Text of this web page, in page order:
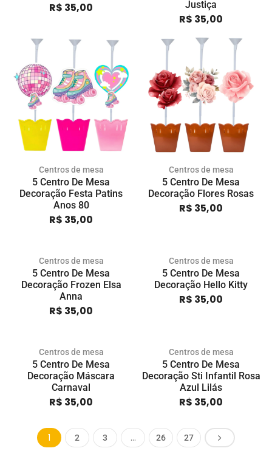
R$ 35,00
Justiça
R$ 35,00
Centros de mesa
5 Centro De Mesa
Decoração Festa Patins
Anos 80
R$ 35,00
Centros de mesa
5 Centro De Mesa
Decoração Flores Rosas
R$ 35,00
Centros de mesa
5 Centro De Mesa
Decoração Frozen Elsa
Anna
R$ 35,00
Centros de mesa
5 Centro De Mesa
Decoração Hello Kitty
R$ 35,00
Centros de mesa
5 Centro De Mesa
Decoração Máscara
Carnaval
R$ 35,00
Centros de mesa
5 Centro De Mesa
Decoração Sti Infantil Rosa
Azul Lilás
R$ 35,00
1 2 3 … 26 27